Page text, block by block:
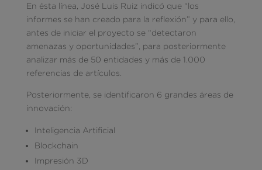
En ésta línea, José Luis Ruiz indicó que “los
informes se han creado para la reflexión” y para ello,
antes de iniciar el proyecto se “detectaron
amenazas y oportunidades”, para posteriormente
analizar más de 50 entidades y más de 1.000
referencias de artículos.
Posteriormente, se identificaron 6 grandes áreas de
innovación:
Inteligencia Artificial
Blockchain
Impresión 3D